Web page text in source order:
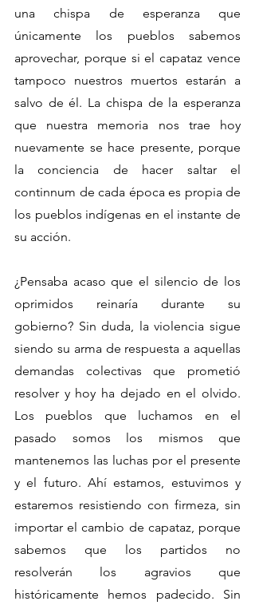
una chispa de esperanza que
únicamente los pueblos sabemos
aprovechar, porque si el capataz vence
tampoco nuestros muertos estarán a
salvo de él. La chispa de la esperanza
que nuestra memoria nos trae hoy
nuevamente se hace presente, porque
la conciencia de hacer saltar el
continnum de cada época es propia de
los pueblos indígenas en el instante de
su acción.
¿Pensaba acaso que el silencio de los
oprimidos reinaría durante su
gobierno? Sin duda, la violencia sigue
siendo su arma de respuesta a aquellas
demandas colectivas que prometió
resolver y hoy ha dejado en el olvido.
Los pueblos que luchamos en el
pasado somos los mismos que
mantenemos las luchas por el presente
y el futuro. Ahí estamos, estuvimos y
estaremos resistiendo con firmeza, sin
importar el cambio de capataz, porque
sabemos que los partidos no
resolverán los agravios que
históricamente hemos padecido. Sin